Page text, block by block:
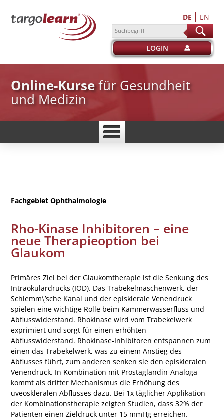
DE EN
suchen
LOGIN
Online-Kursefür Gesundheit
und Medizin
FachgebietOphthalmologie
Rho-Kinase Inhibitoren – eine
neue Therapieoption bei
Glaukom
Primäres Ziel bei der Glaukomtherapie ist die Senkung des
Intraokulardrucks (IOD). Das Trabekelmaschenwerk, der
Schlemm⧹’sche Kanal und der episklerale Venendruck
spielen eine wichtige Rolle beim Kammerwasserfluss und
Abflusswiderstand. Rhokinase wird vom Trabekelwerk
exprimiert und sorgt für einen erhöhten
Abflusswiderstand. Rhokinase-Inhibitoren entspannen zum
einen das Trabekelwerk, was zu einem Anstieg des
Abflusses führt, zum anderen senken sie den episkleralen
Venendruck. In Kombination mit Prostaglandin-Analoga
kommt als dritter Mechanismus die Erhöhung des
uveoskleralen Abflusses dazu. Bei 1x täglicher Applikation
der Kombinationstherapie zeigten Studien, dass 32% der
Patienten einen Zieldruck unter 15 mmHg erreichen.